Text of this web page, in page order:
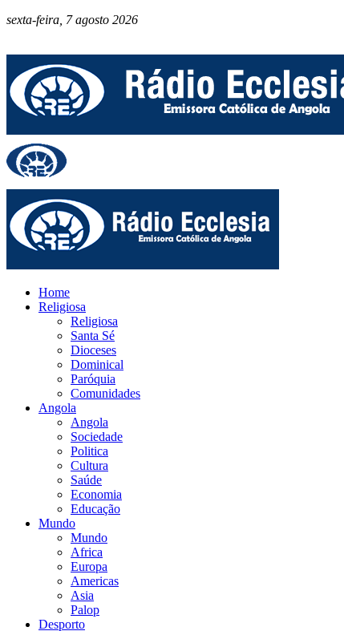
sexta-feira, 7 agosto 2026
Home
Religiosa
Religiosa
Santa Sé
Dioceses
Dominical
Paróquia
Comunidades
Angola
Angola
Sociedade
Politica
Cultura
Saúde
Economia
Educação
Mundo
Mundo
Africa
Europa
Americas
Asia
Palop
Desporto